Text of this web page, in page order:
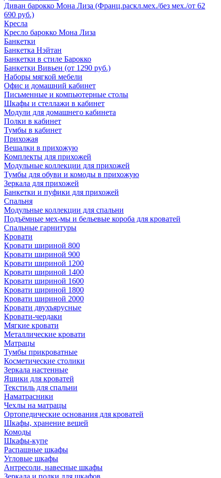
Диван барокко Мона Лиза (Франц.раскл.мех./без мех./от 62
690 руб.)
Кресла
Кресло барокко Мона Лиза
Банкетки
Банкетка Нэйтан
Банкетки в стиле Барокко
Банкетки Вивьен (от 1290 руб.)
Наборы мягкой мебели
Офис и домашний кабинет
Письменные и компьютерные столы
Шкафы и стеллажи в кабинет
Модули для домашнего кабинета
Полки в кабинет
Тумбы в кабинет
Прихожая
Вешалки в прихожую
Комплекты для прихожей
Модульные коллекции для прихожей
Тумбы для обуви и комоды в прихожую
Зеркала для прихожей
Банкетки и пуфики для прихожей
Спальня
Модульные коллекции для спальни
Подъёмные мех-мы и бельевые короба для кроватей
Спальные гарнитуры
Кровати
Кровати шириной 800
Кровати шириной 900
Кровати шириной 1200
Кровати шириной 1400
Кровати шириной 1600
Кровати шириной 1800
Кровати шириной 2000
Кровати двухъярусные
Кровати-чердаки
Мягкие кровати
Металлические кровати
Матрацы
Тумбы прикроватные
Косметические столики
Зеркала настенные
Ящики для кроватей
Текстиль для спальни
Наматрасники
Чехлы на матрацы
Ортопедические основания для кроватей
Шкафы, хранение вещей
Комоды
Шкафы-купе
Распашные шкафы
Угловые шкафы
Антресоли, навесные шкафы
Зеркала и полки для шкафов